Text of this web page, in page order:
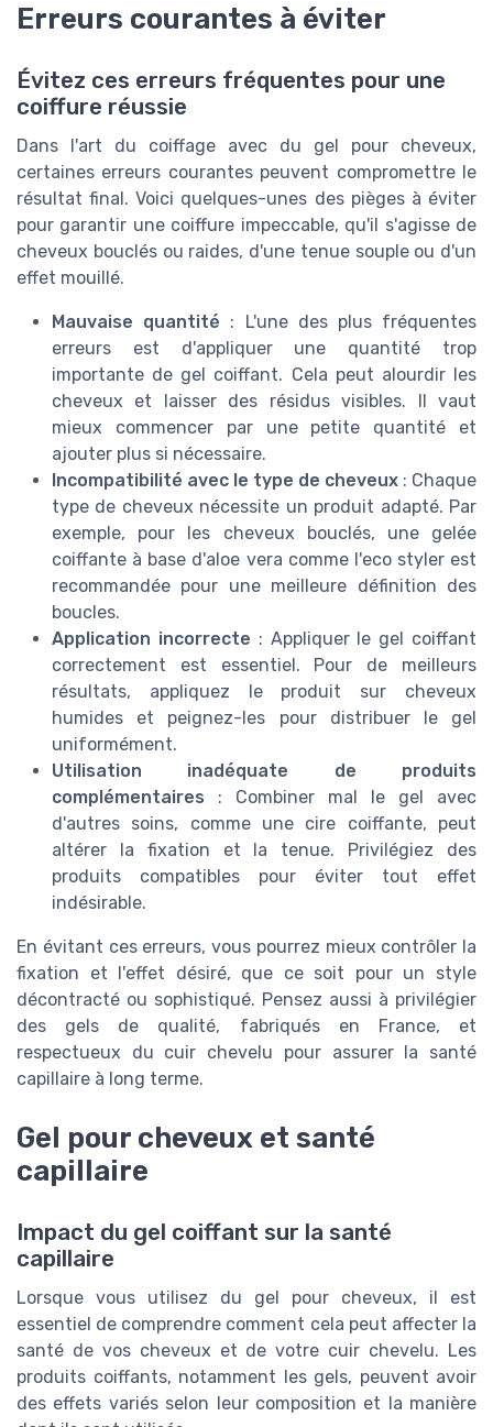
Erreurs courantes à éviter
Évitez ces erreurs fréquentes pour une
coiffure réussie
Dans l'art du coiffage avec du gel pour cheveux,
certaines erreurs courantes peuvent compromettre le
résultat final. Voici quelques-unes des pièges à éviter
pour garantir une coiffure impeccable, qu'il s'agisse de
cheveux bouclés ou raides, d'une tenue souple ou d'un
effet mouillé.
Mauvaise quantité : L'une des plus fréquentes
erreurs est d'appliquer une quantité trop
importante de gel coiffant. Cela peut alourdir les
cheveux et laisser des résidus visibles. Il vaut
mieux commencer par une petite quantité et
ajouter plus si nécessaire.
Incompatibilité avec le type de cheveux : Chaque
type de cheveux nécessite un produit adapté. Par
exemple, pour les cheveux bouclés, une gelée
coiffante à base d'aloe vera comme l'eco styler est
recommandée pour une meilleure définition des
boucles.
Application incorrecte : Appliquer le gel coiffant
correctement est essentiel. Pour de meilleurs
résultats, appliquez le produit sur cheveux
humides et peignez-les pour distribuer le gel
uniformément.
Utilisation inadéquate de produits
complémentaires : Combiner mal le gel avec
d'autres soins, comme une cire coiffante, peut
altérer la fixation et la tenue. Privilégiez des
produits compatibles pour éviter tout effet
indésirable.
En évitant ces erreurs, vous pourrez mieux contrôler la
fixation et l'effet désiré, que ce soit pour un style
décontracté ou sophistiqué. Pensez aussi à privilégier
des gels de qualité, fabriqués en France, et
respectueux du cuir chevelu pour assurer la santé
capillaire à long terme.
Gel pour cheveux et santé
capillaire
Impact du gel coiffant sur la santé
capillaire
Lorsque vous utilisez du gel pour cheveux, il est
essentiel de comprendre comment cela peut affecter la
santé de vos cheveux et de votre cuir chevelu. Les
produits coiffants, notamment les gels, peuvent avoir
des effets variés selon leur composition et la manière